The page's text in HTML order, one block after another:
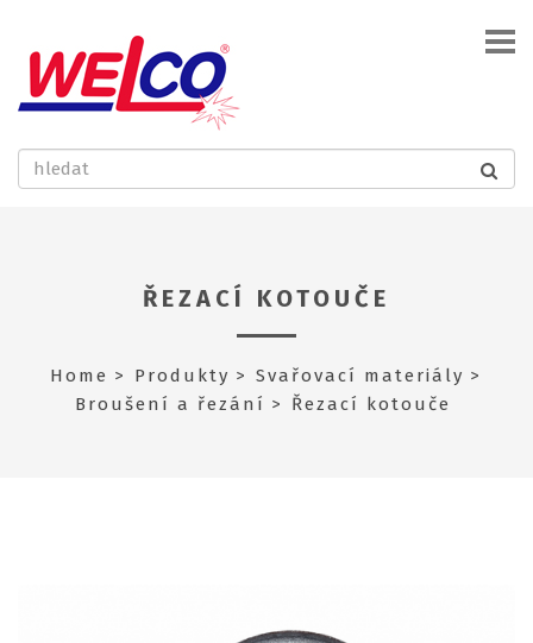
ŘEZACÍ KOTOUČE
Home Produkty
Svařovací materiály
Broušení a řezání
Řezací kotouče